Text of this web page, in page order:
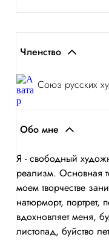
Членство
Союз русских
Обо мне
Я - свободный
реализм. Основная
моем творчестве
натюрморт,
вдохновляет меня,
листопад, буйство